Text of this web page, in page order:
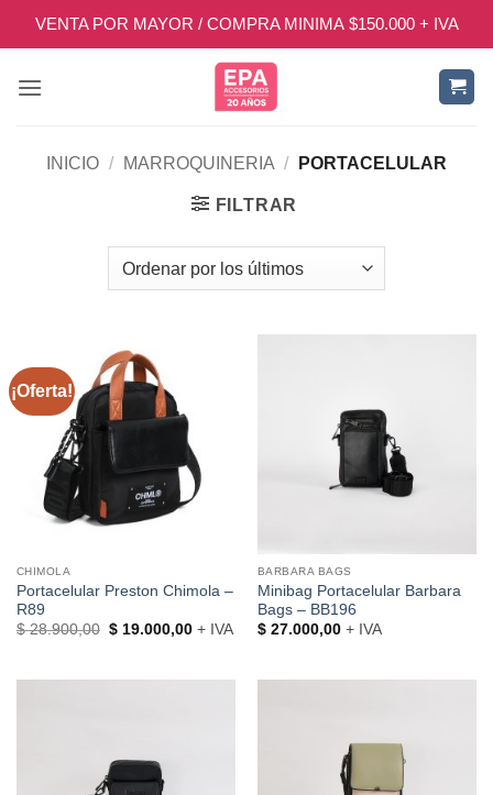
VENTA POR MAYOR / COMPRA MINIMA $150.000 + IVA
INICIO / MARROQUINERIA / PORTACELULAR
FILTRAR
¡Oferta!
CHIMOLA
Portacelular Preston Chimola –
R89
$28.900,00 El
$19.000,00El
+ IVA
BARBARA BAGS
Minibag Portacelular Barbara
Bags – BB196
$27.000,00+ IVA